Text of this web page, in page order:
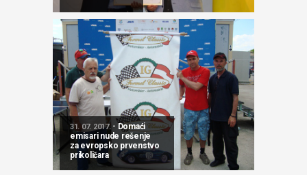
31. 07. 2017. • Domaći
emisari nude rešenje
za evropsko prvenstvo
prikoličara